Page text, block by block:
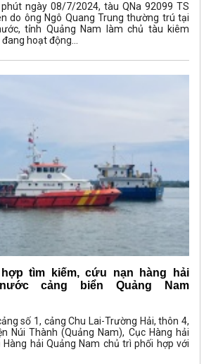
ngày 08/7/2024, tàu QNa 92099 TS
do ông Ngô Quang Trung thường trú tại
tỉnh Quảng Nam làm chủ tàu kiêm
hoạt động...
tìm kiếm, cứu nạn hàng hải
cảng biển Quảng Nam
số 1, cảng Chu Lai-Trường Hải, thôn 4,
Núi Thành (Quảng Nam), Cục Hàng hải
Hàng hải Quảng Nam chủ trì phối hợp với